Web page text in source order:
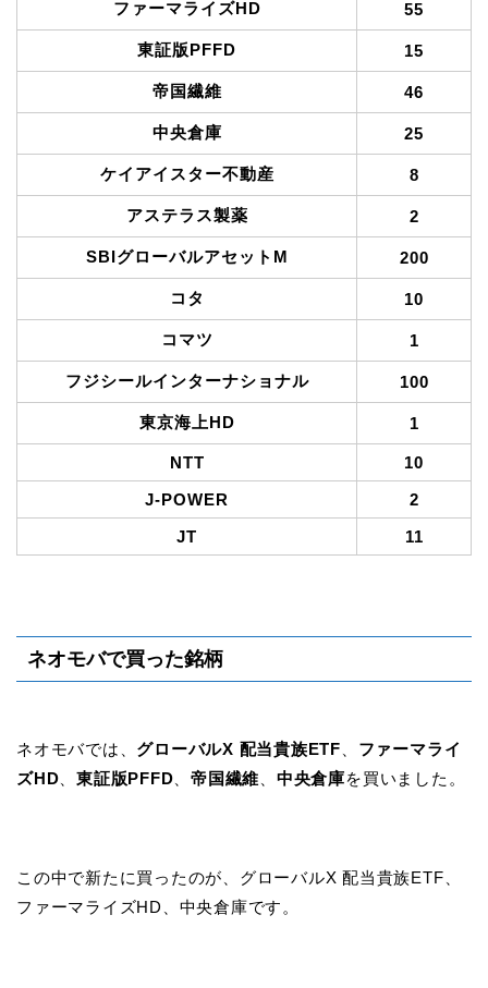
ファーマライズHD 55
東証版PFFD 15
帝国繊維 46
中央倉庫 25
ケイアイスター不動産 8
アステラス製薬 2
SBIグローバルアセットM 200
コタ 10
コマツ 1
フジシールインターナショナル 100
東京海上HD 1
NTT
10
J-POWER
2
JT
11
ネオモバで買った銘柄
ネオモバでは、 グローバルX 配当貴族ETF
ファーマライ
ズHD 、東証版PFFD 、帝国繊維 中央倉庫を買いました。
この中で新たに買ったのが、グローバルX 配当貴族ETF、
ファーマライズHD、中央倉庫です。